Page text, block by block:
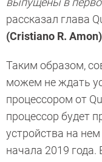
рассказал глава
(Cristiano R. Amon)
Таким образом,
можем не ждать
процессором от
процессор будет
устройства на
начала 2019 года.